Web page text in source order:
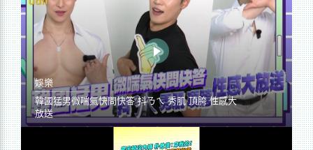
娛樂
韓國猛男微喘氣快問快答 抖ㄋㄟ 秀肌 頂胯 性感大
放送